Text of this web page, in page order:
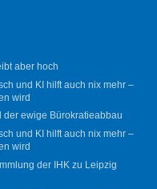
aber hoch
und KI hilft auch nix mehr –
wird
ewige Bürokratieabbau
und KI hilft auch nix mehr –
wird
der IHK zu Leipzig